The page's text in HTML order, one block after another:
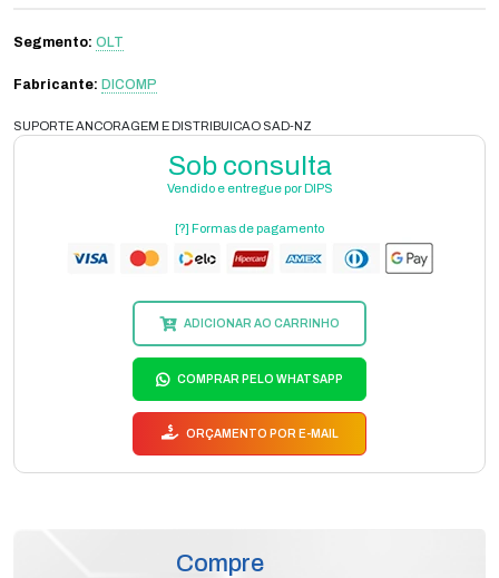
Segmento: OLT
Fabricante: DICOMP
SUPORTE ANCORAGEM E DISTRIBUICAO SAD-NZ
Sob consulta
Vendido e entregue por DIPS
[?] Formas de pagamento
ADICIONAR AO CARRINHO
COMPRAR PELO WHATSAPP
ORÇAMENTO POR E-MAIL
Compre